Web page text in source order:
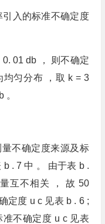
引入的标准不确定度
01 db ， 则不确定
均匀分布 ，取 k = 3
。
不确定度来源及标
. 7 中 。 由于表 b .
互不相关 ， 故 50
定度 u c 见表 b . 6 ;
不确定度 u c 见表